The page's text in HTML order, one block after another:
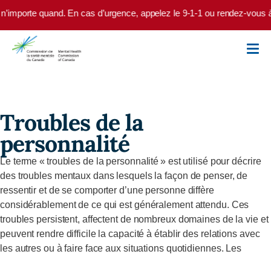
Skip to main content
quand. En cas d’urgence, appelez le 9-1-1 ou rendez-vous
Troubles de la
personnalité
Le terme « troubles de la personnalité » est utilisé pour décrire
des troubles mentaux dans lesquels la façon de penser, de
ressentir et de se comporter d’une personne diffère
considérablement de ce qui est généralement attendu. Ces
troubles persistent, affectent de nombreux domaines de la vie et
peuvent rendre difficile la capacité à établir des relations avec
les autres ou à faire face aux situations quotidiennes. Les